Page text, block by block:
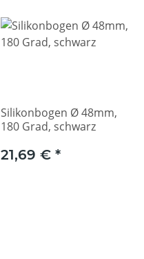
Silikonbogen Ø 48mm,
180 Grad, schwarz
21,69 € *